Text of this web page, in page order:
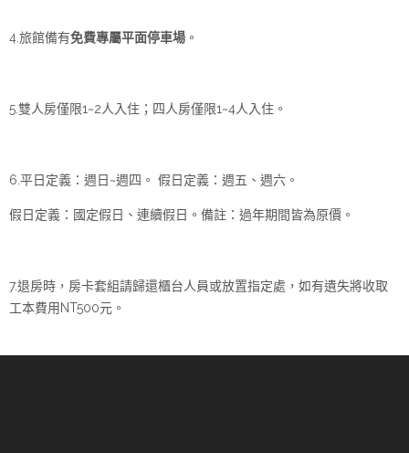
4.旅館備有免費專屬平面停車場 。
5.雙人房僅限1~2人入住；四人房僅限1~4人入住。
6.平日定義：週日~週四。 假日定義：週五、週六。
假日定義：國定假日、連續假日。備註：過年期間皆為原價。
7.退房時，房卡套組請歸還櫃台人員或放置指定處，如有遺失將收取
工本費用NT500元。